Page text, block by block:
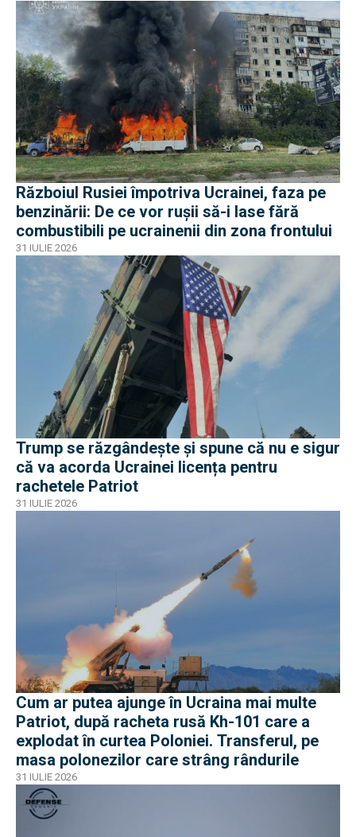
Războiul Rusiei împotriva Ucrainei, faza pe
benzinării: De ce vor rușii să-i lase fără
combustibili pe ucrainenii din zona frontului
31 IULIE 2026
Trump se răzgândește și spune că nu e sigur
că va acorda Ucrainei licența pentru
rachetele Patriot
31 IULIE 2026
Cum ar putea ajunge în Ucraina mai multe
Patriot, după racheta rusă Kh-101 care a
explodat în curtea Poloniei. Transferul, pe
masa polonezilor care strâng rândurile
31 IULIE 2026